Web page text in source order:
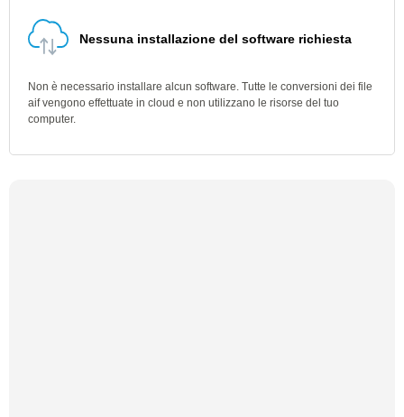
Nessuna installazione del software richiesta
Non è necessario installare alcun software. Tutte le conversioni dei file
aif vengono effettuate in cloud e non utilizzano le risorse del tuo
computer.